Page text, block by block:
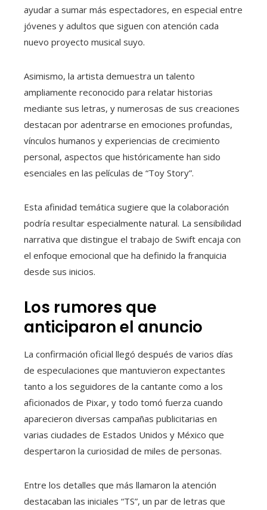
ayudar a sumar más espectadores, en especial entre
jóvenes y adultos que siguen con atención cada
nuevo proyecto musical suyo.
Asimismo, la artista demuestra un talento
ampliamente reconocido para relatar historias
mediante sus letras, y numerosas de sus creaciones
destacan por adentrarse en emociones profundas,
vínculos humanos y experiencias de crecimiento
personal, aspectos que históricamente han sido
esenciales en las películas de “Toy Story”.
Esta afinidad temática sugiere que la colaboración
podría resultar especialmente natural. La sensibilidad
narrativa que distingue el trabajo de Swift encaja con
el enfoque emocional que ha definido la franquicia
desde sus inicios.
Los rumores que
anticiparon el anuncio
La confirmación oficial llegó después de varios días
de especulaciones que mantuvieron expectantes
tanto a los seguidores de la cantante como a los
aficionados de Pixar, y todo tomó fuerza cuando
aparecieron diversas campañas publicitarias en
varias ciudades de Estados Unidos y México que
despertaron la curiosidad de miles de personas.
Entre los detalles que más llamaron la atención
destacaban las iniciales “TS”, un par de letras que